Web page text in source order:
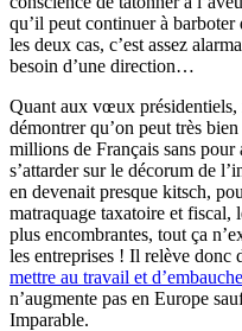
qu’il peut continuer à
les deux cas, c’est assez
besoin d’une direction…
Quant aux vœux présidentiels,
démontrer qu’on peut très
millions de Français sans pour
s’attarder sur le décorum de
en devenait presque kitsch,
matraquage taxatoire et fiscal,
plus encombrantes, tout ça
les entreprises ! Il relève donc
mettre au travail et
n’augmente pas en Europe
Imparable.